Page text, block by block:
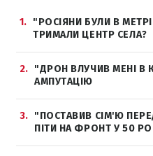
1
"РОСІЯНИ БУЛИ В
ТРИМАЛИ ЦЕНТР СЕЛА?
2
"ДРОН ВЛУЧИВ МЕНІ В
АМПУТАЦІЮ
3
"ПОСТАВИВ СІМ'Ю
ПІТИ НА ФРОНТ У 50